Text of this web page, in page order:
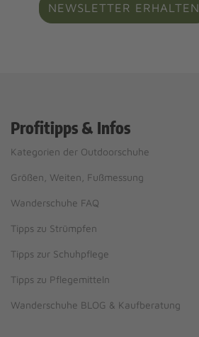
NEWSLETTER ERHALTEN
Profitipps & Infos
Kategorien der Outdoorschuhe
Größen, Weiten, Fußmessung
Wanderschuhe FAQ
Tipps zu Strümpfen
Tipps zur Schuhpflege
Tipps zu Pflegemitteln
Wanderschuhe BLOG & Kaufberatung